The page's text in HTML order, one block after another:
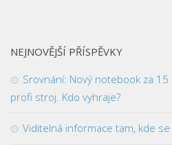
NEJNOVĚJŠÍ PŘÍSPĚVKY
Srovnání: Nový notebook za
profi stroj. Kdo vyhraje?
Viditelná informace tam, kde